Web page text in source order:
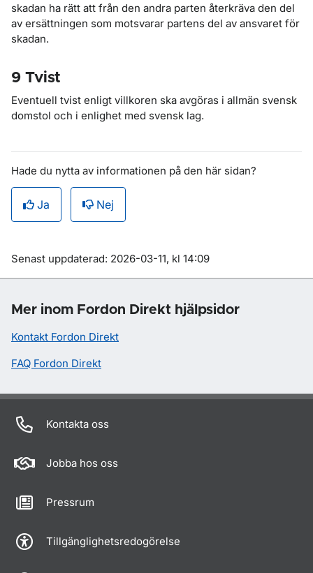
skadan ha rätt att från den andra parten återkräva den del
av ersättningen som motsvarar partens del av ansvaret för
skadan.
9 Tvist
Eventuell tvist enligt villkoren ska avgöras i allmän svensk
domstol och i enlighet med svensk lag.
Hade du nytta av informationen på den här sidan?
Ja Nej
Om sidan
Senast uppdaterad: 2026-03-11, kl 14:09
Mer inom Fordon Direkt hjälpsidor
Kontakt Fordon Direkt
FAQ Fordon Direkt
Kontakta oss
Jobba hos oss
Pressrum
Tillgänglighetsredogörelse